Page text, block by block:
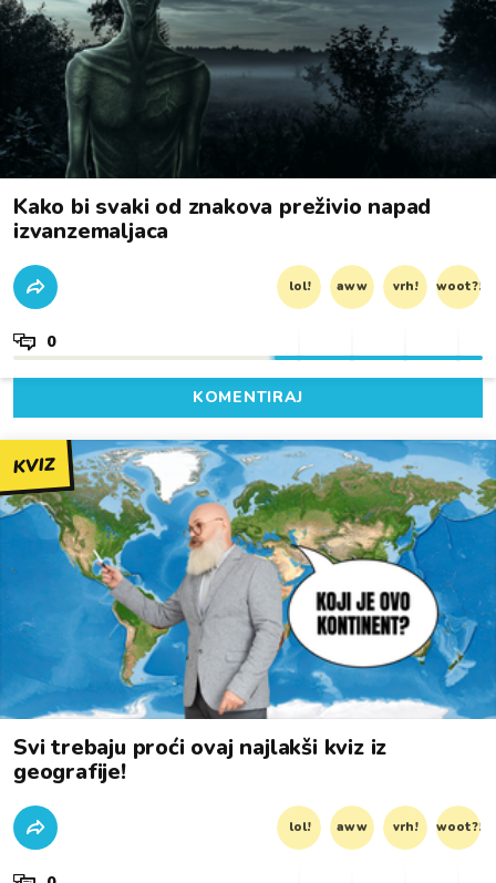
Kako bi svaki od znakova preživio napad
izvanzemaljaca
lol! aww vrh! woot?!
0
KOMENTIRAJ
KVIZ
Svi trebaju proći ovaj najlakši kviz iz
geografije!
lol! aww vrh! woot?!